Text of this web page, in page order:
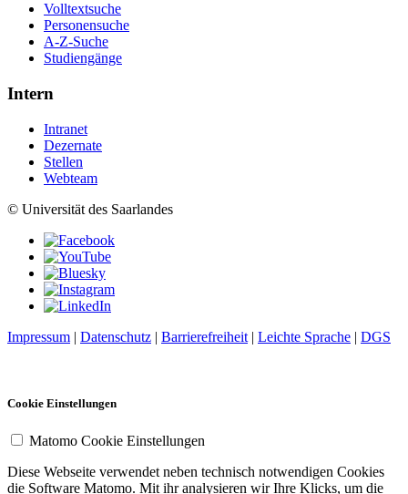
Volltextsuche
Personensuche
A-Z-Suche
Studiengänge
Intern
Intranet
Dezernate
Stellen
Webteam
© Universität des Saarlandes
Impressum | Datenschutz | Barrierefreiheit | Leichte Sprache | DGS
Cookie Einstellungen
Matomo Cookie Einstellungen
Diese Webseite verwendet neben technisch notwendigen Cookies
die Software Matomo. Mit ihr analysieren wir Ihre Klicks, um die